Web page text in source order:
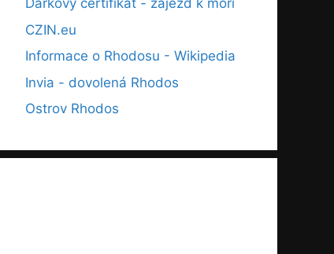
Dárkový certifikát - zájezd k moři
CZIN.eu
Informace o Rhodosu - Wikipedia
Invia - dovolená Rhodos
Ostrov Rhodos